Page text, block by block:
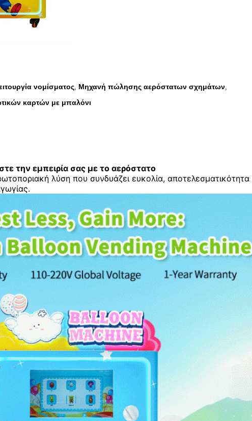
νομίσματος, Μηχανή πώλησης αερόστατων σχημάτων,
καρτών με μπαλόνι
την εμπειρία σας με το αερόστατο
λύση που συνδυάζει ευκολία,